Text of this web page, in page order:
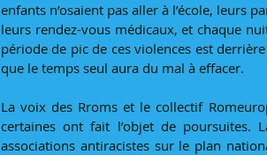
enfants n’osaient pas aller à l’école, leurs
leurs rendez-vous médicaux, et chaque
période de pic de ces violences est
que le temps seul aura du mal à effacer.
La voix des Rroms et le collectif
certaines ont fait l’objet de poursuites.
associations antiracistes sur le plan